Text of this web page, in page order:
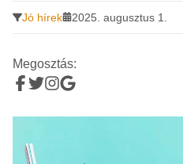
Jó hírek 2025. augusztus 1.
Megosztás: